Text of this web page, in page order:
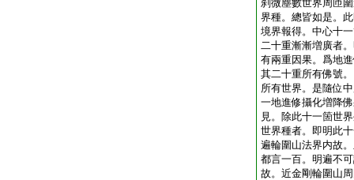
刹微塵數世界周匝
界種。總皆如是。
境界報得。中心十
二十重漸漸増廣者
有兩重因果。爲地
其二十重所有佛號
所有世界。是隨位
一地進修攝化増降
見。除此十一箇世
世界種者。即明此
遍輪圍山法界内故
都言一百。明遍不
故。近金剛輪圍山